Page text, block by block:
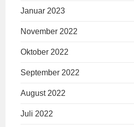
Januar 2023
November 2022
Oktober 2022
September 2022
August 2022
Juli 2022